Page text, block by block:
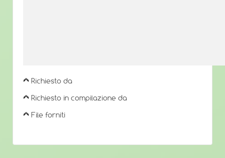
Richiesto da
Richiesto in compilazione da
File forniti